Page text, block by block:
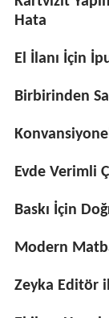
Hata
El İlanı İçin
Birbirinden
Evde Verimli
Baskı İçin
Modern
Zeyka Editör